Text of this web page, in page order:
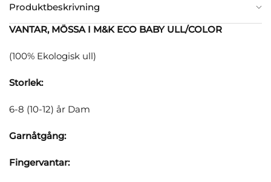
Produktbeskrivning
VANTAR, MÖSSA I M&K ECO BABY ULL/COLOR
(100% Ekologisk ull)
Storlek:
6-8 (10-12) år Dam
Garnåtgång:
Fingervantar: